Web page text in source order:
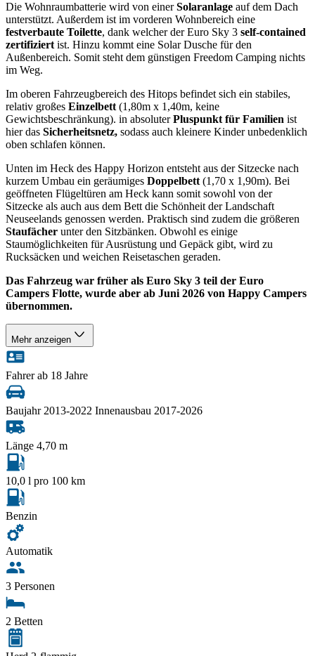
Die Wohnraumbatterie wird von einerSolaranlage auf dem Dach
unterstützt. Außerdem ist im vorderen Wohnbereich eine
festverbaute Toilette, dank welcher der Euro Sky 3 self-contained
zertifiziert ist. Hinzu kommt eine Solar Dusche für den
Außenbereich. Somit steht dem günstigen Freedom Camping nichts
im Weg.
Im oberen Fahrzeugbereich des Hitops befindet sich ein stabiles,
relativ großes Einzelbett (1,80m x 1,40m, keine
Gewichtsbeschränkung). in absoluterPluspunkt für Familien ist
hier das Sicherheitsnetz, sodass auch kleinere Kinder unbedenklich
oben schlafen können.
Unten im Heck des Happy Horizon entsteht aus der Sitzecke nach
kurzem Umbau ein geräumiges Doppelbett (1,70 x 1,90m). Bei
geöffneten Flügeltüren am Heck kann somit sowohl von der
Sitzecke als auch aus dem Bett die Schönheit der Landschaft
Neuseelands genossen werden. Praktisch sind zudem die größeren
Staufächer unter den Sitzbänken. Obwohl es einige
Staumöglichkeiten für Ausrüstung und Gepäck gibt, wird zu
Rucksäcken und weichen Reisetaschen geraden.
Das Fahrzeug war früher als Euro Sky 3 teil der Euro
Campers Flotte, wurde aber ab Juni 2026 von Happy Campers
übernommen.
Mehr anzeigen
Fahrer ab 18 Jahre
Baujahr 2013-2022 Innenausbau 2017-2026
Länge 4,70 m
10,0 l pro 100 km
Benzin
Automatik
3 Personen
2 Betten